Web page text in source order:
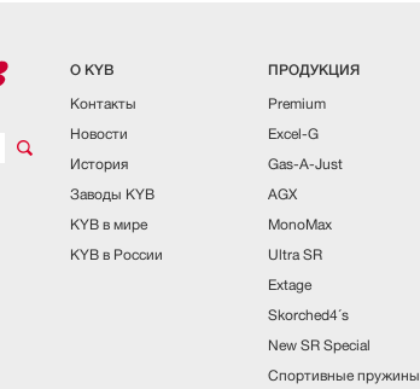
О KYB
Контакты
Новости
История
Заводы KYB
KYB в мире
KYB в России
ПРОДУКЦИЯ
Premium
Excel-G
Gas-A-Just
AGX
MonoMax
Ultra SR
Extage
Skorched4´s
New SR Special
Спортивные пружины